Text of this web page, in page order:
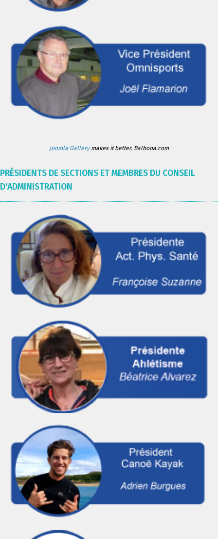
Joomla Gallerymakes it better. Balbooa.com
PRÉSIDENTS DE SECTIONS ET MEMBRES DU CONSEIL
D'ADMINISTRATION